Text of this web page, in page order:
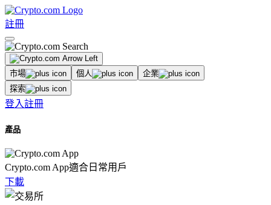
註冊
市場 個人
企業
探索
登入註冊
產品
Crypto.com App適合日常用戶
下載